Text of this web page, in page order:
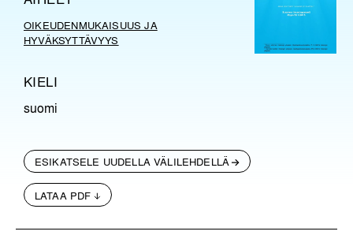
OIKEUDENMUKAISUUS JA
HYVÄKSYTTÄVYYS
KIELI
suomi
ESIKATSELE UUDELLA VÄLILEHDELLÄ
LATAA PDF